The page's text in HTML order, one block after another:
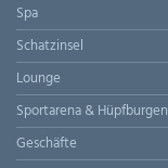
Spa
Schatzinsel
Lounge
Sportarena & Hüpfburgen
Geschäfte